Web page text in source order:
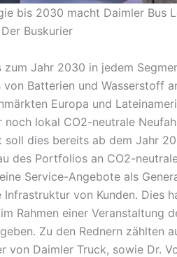
bis 2030 macht Daimler Bus
Buskurier
zum Jahr 2030 in jedem
Batterien und Wasserstoff
Europa und
noch lokal CO2-neutrale
soll dies bereits ab dem Jahr
des Portfolios an CO2-
Service-Angebote als
von Kunden. Dies
Rahmen einer Veranstaltung
Zu den Rednern zählten
von Daimler Truck, sowie Dr.